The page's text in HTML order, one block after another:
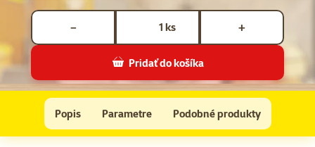
ks
− +
Pridať do košíka
Ecosin - Múdra huba tbl. 3 x 3g
Popis Parametre Podobné produkty
Na začiatok stránky